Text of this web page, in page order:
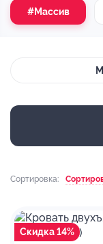
#Массив
Сортировка:
Скидка 14%